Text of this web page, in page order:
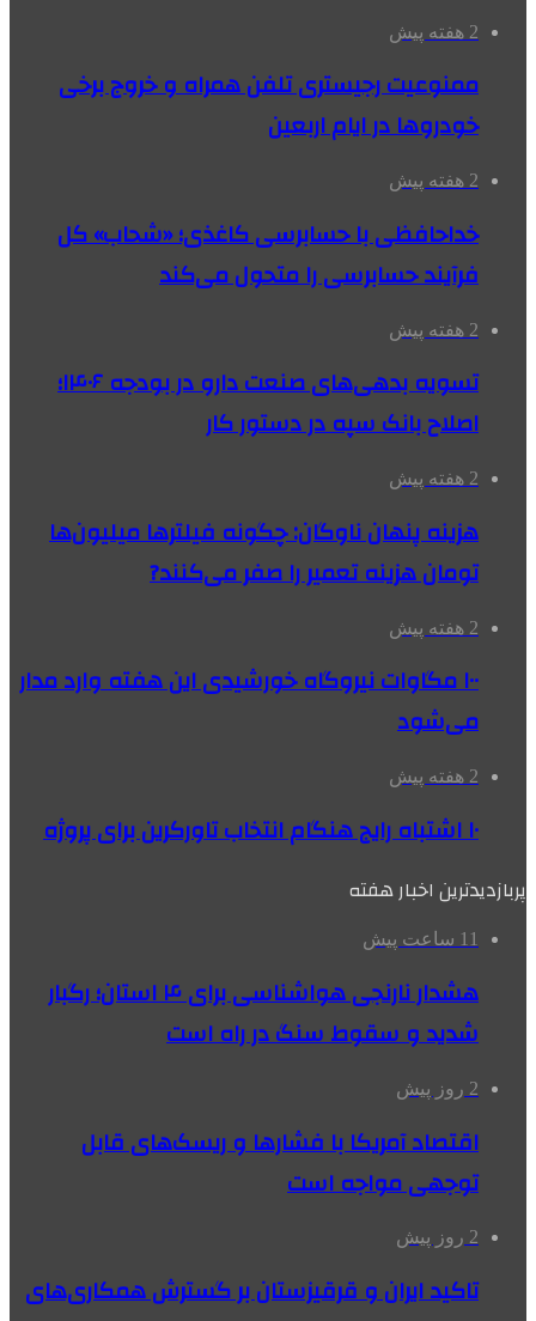
2 هفته پیش
ممنوعیت رجیستری تلفن همراه و خروج برخی
خودروها در ایام اربعین
2 هفته پیش
خداحافظی با حسابرسی کاغذی؛ «شحاب» کل
فرآیند حسابرسی را متحول می‌کند
2 هفته پیش
تسویه بدهی‌های صنعت دارو در بودجه ۱۴۰۶؛
اصلاح بانک سپه در دستور کار
2 هفته پیش
هزینه پنهان ناوگان: چگونه فیلترها میلیون‌ها
تومان هزینه تعمیر را صفر می‌کنند?
2 هفته پیش
۱۰۰ مگاوات نیروگاه‌ خورشیدی این هفته وارد مدار
می‌شود
2 هفته پیش
۱۰ اشتباه رایج هنگام انتخاب تاورکرین برای پروژه
پربازدیدترین اخبار هفته
11 ساعت پیش
هشدار نارنجی هواشناسی برای ۴ استان؛ رگبار
شدید و سقوط سنگ در راه است
2 روز پیش
اقتصاد آمریکا با فشارها و ریسک‌های قابل
توجهی مواجه است
2 روز پیش
تاکید ایران و قرقیزستان بر گسترش همکاری‌های